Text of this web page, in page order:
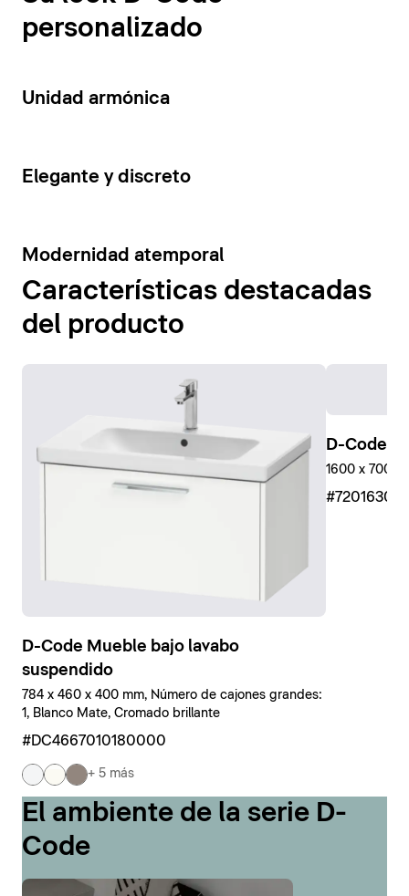
personalizado
14
Unidad armónica
15
Elegante y discreto
10
Modernidad atemporal
Características destacadas
del producto
D-Code Mueble bajo lavabo
suspendido
784 x 460 x 400 mm, Número de cajones grandes:
1, Blanco Mate, Cromado brillante
#DC4667010180000
+ 5 más
D-Code
1600 x 700
El ambiente de la serie D-
Code